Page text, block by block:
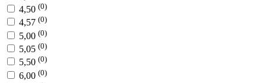
4,50 (0)
4,57 (0)
5,00 (0)
5,05 (0)
5,50 (0)
6,00 (0)